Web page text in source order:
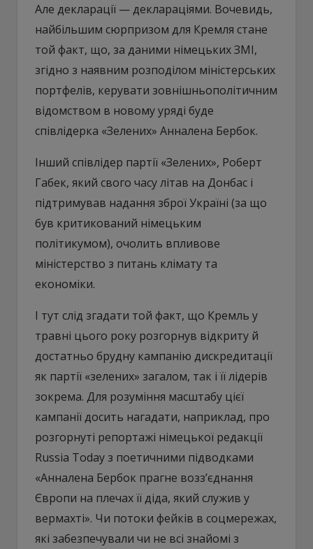
Але декларації — деклараціями. Вочевидь,
найбільшим сюрпризом для Кремля стане
той факт, що, за даними німецьких ЗМІ,
згідно з наявним розподілом міністерських
портфелів, керувати зовнішньополітичним
відомством в новому уряді буде
співлідерка «Зелених» Анналена Бербок.
Інший співлідер партії «Зелених», Роберт
Габек, який свого часу літав на Донбас і
підтримував надання зброї Україні (за що
був критикований німецьким
політикумом), очолить впливове
міністерство з питань клімату та
економіки.
І тут слід згадати той факт, що Кремль у
травні цього року розгорнув відкриту й
достатньо брудну кампанію дискредитації
як партії «зелених» загалом, так і її лідерів
зокрема. Для розуміння масштабу цієї
кампанії досить нагадати, наприклад, про
розгорнуті репортажі німецької редакції
Russia Today з поетичними підводками
«Анналена Бербок прагне возз’єднання
Європи на плечах її діда, який служив у
вермахті». Чи потоки фейків в соцмережах,
які забезпечували чи не всі знайомі з